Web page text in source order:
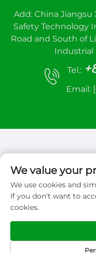
Add: China Jiangsu
Safety Technology
Road and South of
Industrial
Tel.:
Email:
Autorské práva ©
control
We value your
We use cookies and
If you don't want to
cookies.